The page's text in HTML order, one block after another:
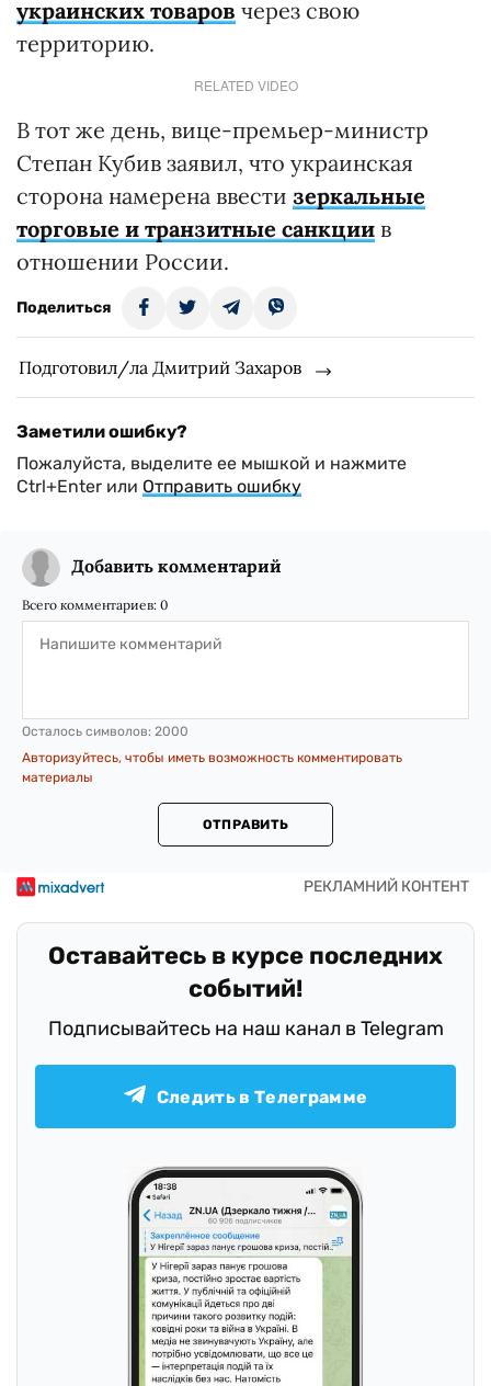
украинских товаров через свою
территорию.
RELATED VIDEO
В тот же день, вице-премьер-министр
Степан Кубив заявил, что украинская
сторона намерена ввести зеркальные
торговые и транзитные санкции в
отношении России.
Поделиться
Подготовил/ла Дмитрий Захаров
Заметили ошибку?
Пожалуйста, выделите ее мышкой и нажмите
Ctrl+Enter или Отправить ошибку
Добавить комментарий
Всего комментариев: 0
Осталось символов: 2000
Авторизуйтесь, чтобы иметь возможность комментировать
материалы
ОТПРАВИТЬ
Оставайтесь в курсе последних
событий!
Подписывайтесь на наш канал в Telegram
Следить в Телеграмме